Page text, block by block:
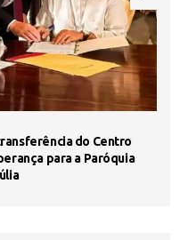
do Centro
para a Paróquia